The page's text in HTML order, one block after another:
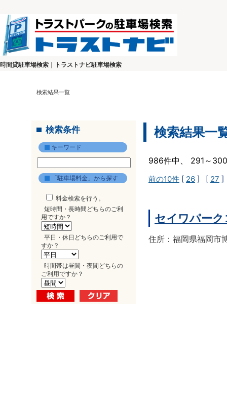
時間貸駐車場検索｜トラストナビ駐車場検索
検索結果一覧
検索条件
キーワード
「駐車場料金」から探す
料金検索を行う。
短時間・長時間どちらのご利
用ですか？
平日・休日どちらのご利用で
すか？
時間帯は昼間・夜間どちらの
ご利用ですか？
検索結果一
986件中、 291～
前の10件 [ 26 ] [ 27
セイワパー
住所：福岡県福岡市